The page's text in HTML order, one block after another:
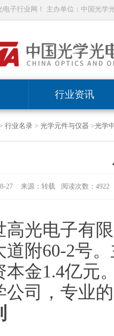
电子行业网！ 主办单位：中国光学
行业资讯
行业名录> 光学元件与仪器 >光学
27 来源：转载 阅读次数：4922
光电子有限
道附60-2号
本金1.4亿元
公司，专业